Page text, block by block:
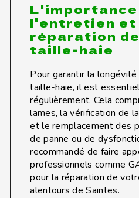
L'importance
l'entretien et
réparation
taille-haie
Pour garantir la
taille-haie, il est
régulièrement. Cela
lames, la vérification de
et le remplacement des
de panne ou de
recommandé de faire
professionnels comme
pour la réparation de
alentours de Saintes.